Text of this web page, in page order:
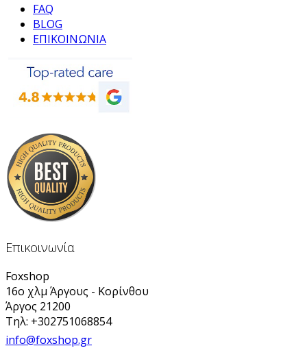
FAQ
BLOG
ΕΠΙΚΟΙΝΩΝΙΑ
Επικοινωνία
Foxshop
16ο χλμ Άργους - Κορίνθου
Άργος 21200
Τηλ: +302751068854
info@foxshop.gr